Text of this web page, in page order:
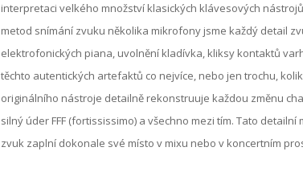
interpretaci velkého množství klasických klávesových
metod snímání zvuku několika mikrofony jsme každý detail
elektrofonických piana, uvolnění kladívka, kliksy kontaktů
těchto autentických artefaktů co nejvíce, nebo jen trochu,
originálního nástroje detailně rekonstruuje každou změnu
silný úder FFF (fortississimo) a všechno mezi tím. Tato
zvuk zaplní dokonale své místo v mixu nebo v koncertním